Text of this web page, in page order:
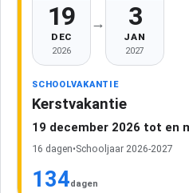
19
DEC
2026
→ 3
JAN
2027
SCHOOLVAKANTIE
Kerstvakantie
19 december 2026 tot en
16 dagen•Schooljaar 2026-2027
134dagen